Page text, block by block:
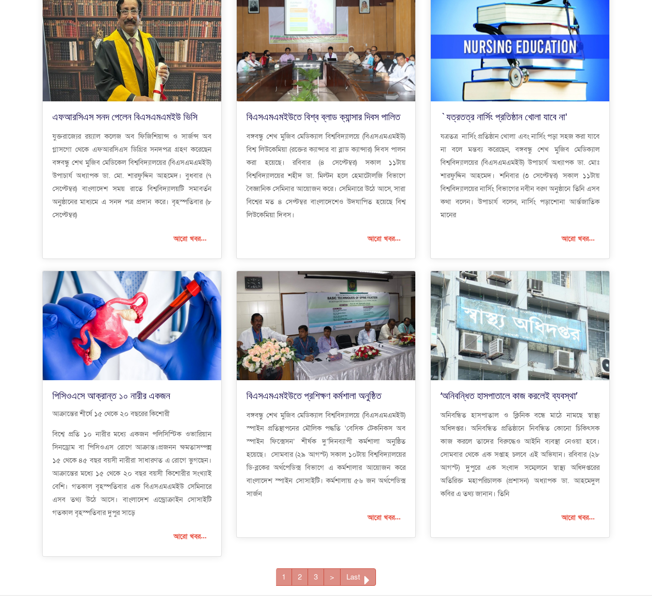
এফআরসিএস সনদ পেলেন বিএসএমএমইউ ভিসি
যুক্তরাজ্যের রয়্যাল কলেজ অব ফিজিশিয়ান্স ও সার্জন্স অব
গ্লাসগো থেকে এফআরসিএস ডিগ্রির সনদপত্র গ্রহণ করেছেন
বঙ্গবন্ধু শেখ মুজিব মেডিকেল বিশ্ববিদ্যালয়ের (বিএসএমএমইউ)
উপাচার্য অধ্যাপক ডা. মো. শারফুদ্দিন আহমেদ। বুধবার (৭
সেপ্টেম্বর) বাংলাদেশ সময় রাতে বিশ্ববিদ্যালয়টি সমাবর্তন
অনুষ্ঠানের মাধ্যমে এ সনদ পত্র প্রদান করে। বৃহস্পতিবার (৮
সেপ্টেম্বর)
আরো খবর...
বিএসএমএমইউতে বিশ্ব ব্লাড ক্যান্সার দিবস পালিত
বঙ্গবন্ধু শেখ মুজিব মেডিক্যাল বিশ্ববিদ্যালয়ে (বিএসএমএমইউ)
বিশ্ব লিউকেমিয়া (রক্তের ক্যান্সার বা ব্লাড ক্যান্সার) দিবস পালন
করা হয়েছে। রবিবার (৪ সেপ্টেম্বর) সকাল ১১টায়
বিশ্ববিদ্যালয়ের শহীদ ডা. মিল্টন হলে হেমাটোলজি বিভাগে
বৈজ্ঞানিক সেমিনার আয়োজন করে। সেমিনারে উঠে আসে, সারা
বিশ্বের মত ৪ সেপ্টম্বর বাংলাদেশেও উদযাপিত হয়েছে বিশ্ব
লিউকেমিয়া দিবস।
আরো খবর...
`যত্রতত্র নার্সিং প্রতিষ্ঠান খোলা যাবে না'
যত্রতত্র নার্সিং প্রতিষ্ঠান খোলা এবং নার্সিং পড়া সহজ করা যাবে
না বলে মন্তব্য করেছেন, বঙ্গবন্ধু শেখ মুজিব মেডিক্যাল
বিশ্ববিদ্যালয়ের (বিএসএমএমইউ) উপাচার্য অধ্যাপক ডা. মোঃ
শারফুদ্দিন আহমেদ। শনিবার (৩ সেপ্টেম্বর) সকাল ১১টায়
বিশ্ববিদ্যালয়ের নার্সিং বিভাগের নবীন বরণ অনুষ্ঠানে তিনি এসব
কথা বলেন। উপাচার্য বলেন, নার্সিং পড়াশোনা আর্ন্তজাতিক
মানের
আরো খবর...
পিসিওএসে আক্রান্ত ১০ নারীর একজন
আক্রান্তের শীর্ষে ১৫ থেকে ২০ বছরের কিশোরী
বিশ্বে প্রতি ১০ নারীর মধ্যে একজন পলিসিস্টিক ওভারিয়ান
সিনড্রোম বা পিসিওএস রোগে আক্রান্ত।প্রজনন ক্ষমতাসম্পন্ন
১৫ থেকে ৪৫ বছর বয়সী নারীরা সাধারণত এ রোগে ভুগছেন।
আক্রান্তের মধ্যে ১৫ থেকে ২০ বছর বয়সী কিশোরীর সংখ্যাই
বেশি। গতকাল বৃহস্পতিবার এক বিএসএমএমইউ সেমিনারে
এসব তথ্য উঠে আসে। বাংলাদেশ এন্ড্রোক্রাইন সোসাইটি
গতকাল বৃহস্পতিবার দুপুর সাড়ে
আরো খবর...
বিএসএমএমইউতে প্রশিক্ষণ কর্মশালা অনুষ্ঠিত
বঙ্গবন্ধু শেখ মুজিব মেডিক্যাল বিশ্ববিদ্যালয়ে (বিএসএমএমইউ)
স্পাইন প্রতিস্থাপনের মৌলিক পদ্ধতি ‘বেসিক টেকনিকস অব
স্পাইন ফিক্সেসন’ শীর্ষক দু’দিনব্যাপী কর্মশালা অনুষ্ঠিত
হয়েছে। সোমবার (২৯ আগস্ট) সকাল ১০টায় বিশ্ববিদ্যালয়ের
ডি-ব্লকের অর্থপেডিক্স বিভাগে এ কর্মশালার আয়োজন করে
বাংলাদেশ স্পাইন সোসাইটি। কর্মশালায় ৫৬ জন অর্থপেডিক্স
সার্জন
আরো খবর...
‘অনিবন্ধিত হাসপাতালে কাজ করলেই ব্যবস্থা’
অনিবন্ধিত হাসপাতাল ও ক্লিনিক বন্ধে মাঠে নামছে স্বাস্থ্য
অধিদপ্তর। অনিবন্ধিত প্রতিষ্ঠানে নিবন্ধিত কোনো চিকিৎসক
কাজ করলে তাদের বিরুদ্ধেও আইনি ব্যবস্থা নেওয়া হবে।
সোমবার থেকে এক সপ্তাহ চলবে এই অভিযান। রবিবার (২৮
আগস্ট) দুপুরে এক সংবাদ সম্মেলনে স্বাস্থ্য অধিদপ্তরের
অতিরিক্ত মহাপরিচালক (প্রশাসন) অধ্যাপক ডা. আহমেদুল
কবির এ তথ্য জানান। তিনি
আরো খবর...
1 2 3 > Last